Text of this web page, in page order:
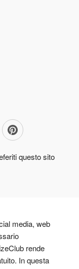
questo sito
media, web
rende
In questa